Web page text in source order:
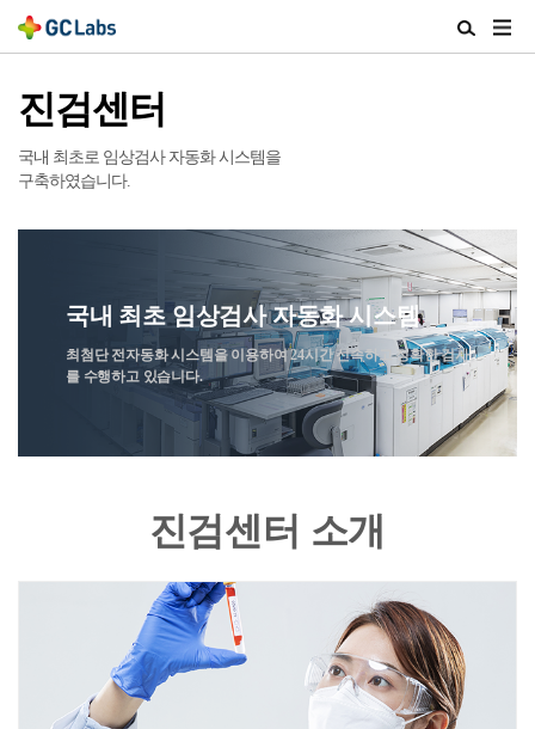
검
색
진검센터
국내 최초로 임상검사 자동화 시스템을
구축하였습니다.
국내 최초 임상검사 자동화 시스템
최첨단 전자동화 시스템을 이용하여 24시간 신속하고 정확한 검사
를 수행하고 있습니다.
진검센터 소개